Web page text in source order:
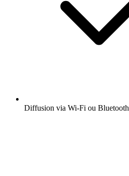
Diffusion via Wi-Fi ou Bluetooth